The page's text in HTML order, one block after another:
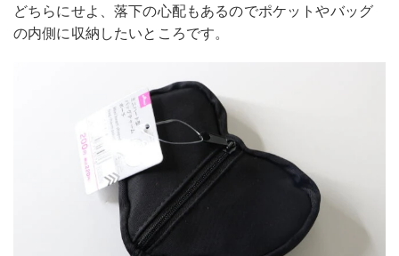
どちらにせよ、落下の心配もあるのでポケットやバッグ
の内側に収納したいところです。